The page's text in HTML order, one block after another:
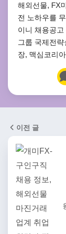
해외선물, FX
전 노하우를
이니 채용공
그룹 국제전
장, 맥심코리
이전 글